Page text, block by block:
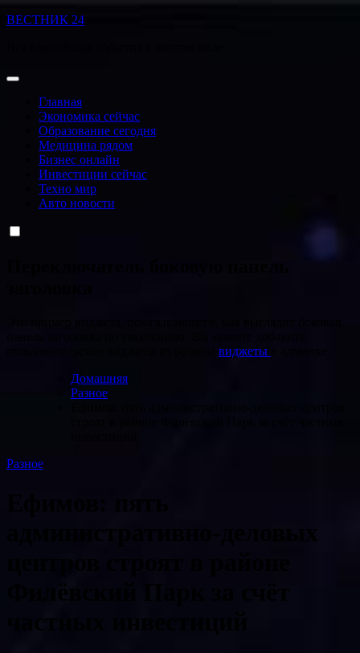
Перейти
ВЕСТНИК 24
Главная
Экономика сейчас
Образование сегодня
Медицина рядом
Бизнес онлайн
Инвестиции сейчас
Техно мир
Авто новости
виджеты
Домашняя
Разное
Разное